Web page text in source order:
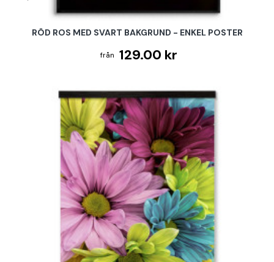
RÖD ROS MED SVART BAKGRUND - ENKEL POSTER
129.00 kr